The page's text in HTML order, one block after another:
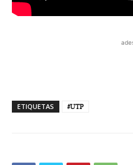
ETIQUETAS #UTP